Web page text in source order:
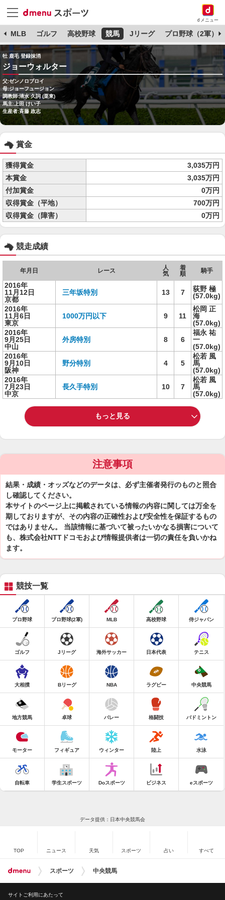
dメニュー
MLB ゴルフ 高校野球 競馬 Jリーグ プロ野球（2軍）
牡 鹿毛 登録抹消
ジョーウォルター
父:ゼンノロブロイ
母:ジョーフュージョン
調教師:清水 久詞 (栗東)
馬主:上田 けい子
生産者:斉藤 政志
賞金
獲得賞金
3,035万円
本賞金
3,035万円
付加賞金
0万円
収得賞金（平地）
700万円
収得賞金（障害）
0万円
競走成績
年月日 レース
人
気
着
順
騎手
2016年
11月12日
京都
三年坂特別 13 7
荻野 極
(57.0kg)
2016年
11月6日
東京
1000万円以下 9 11
松岡 正
海
(57.0kg)
2016年
9月25日
中山
外房特別 8 6
福永 祐
一
(57.0kg)
2016年
9月10日
阪神
野分特別 4 5
松若 風
馬
(57.0kg)
2016年
7月23日
中京
長久手特別 10 7
松若 風
馬
(57.0kg)
もっと見る
注意事項
結果・成績・オッズなどのデータは、必ず主催者発行のものと照合
し確認してください。
本サイトのページ上に掲載されている情報の内容に関しては万全を
期しておりますが、その内容の正確性および安全性を保証するもの
ではありません。 当該情報に基づいて被ったいかなる損害について
も、株式会社NTTドコモおよび情報提供者は一切の責任を負いかね
ます。
競技一覧
プロ野球 プロ野球(2軍) MLB 高校野球 侍ジャパン
ゴルフ Jリーグ 海外サッカー 日本代表 テニス
大相撲 Bリーグ NBA ラグビー 中央競馬
地方競馬 卓球 バレー 格闘技 バドミントン
モーター フィギュア ウィンター 陸上 水泳
自転車 学生スポーツ Doスポーツ ビジネス eスポーツ
データ提供：日本中央競馬会
TOP ニュース 天気 スポーツ 占い すべて
スポーツ 中央競馬
サイトご利用にあたって